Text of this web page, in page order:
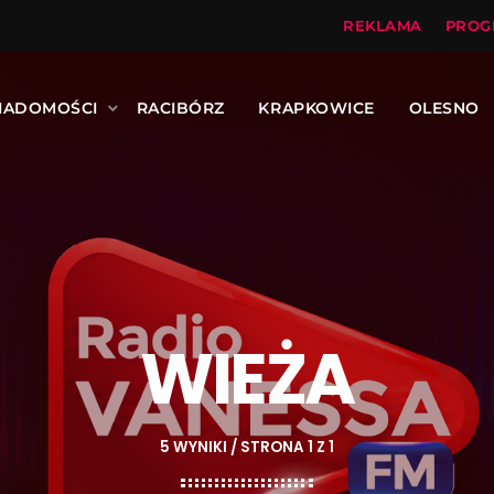
REKLAMA
RACIBÓRZ KRAPKOWICE OLESNO
WIEŻA
5 WYNIKI / STRONA 1 Z 1